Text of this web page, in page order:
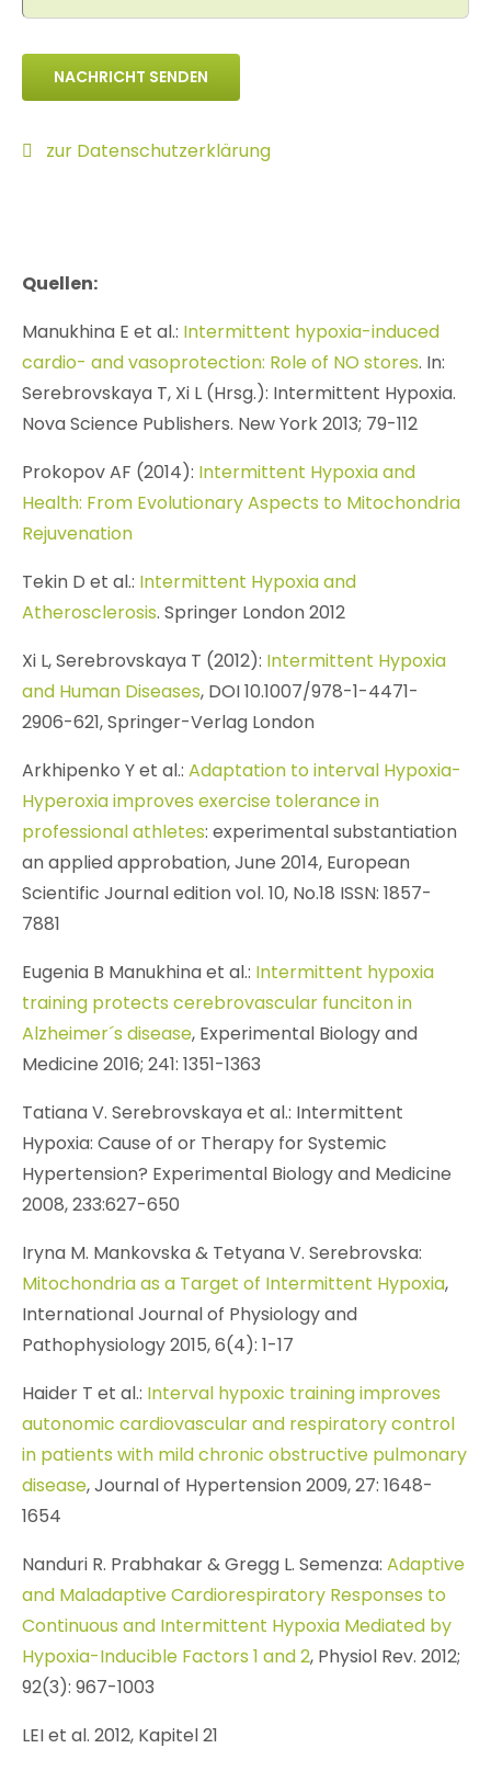
NACHRICHT SENDEN
zur Datenschutzerklärung
Quellen:
Manukhina E et al.: Intermittent hypoxia-induced
cardio- and vasoprotection: Role of NO stores. In:
Serebrovskaya T, Xi L (Hrsg.): Intermittent Hypoxia.
Nova Science Publishers. New York 2013; 79-112
Prokopov AF (2014): Intermittent Hypoxia and
Health: From Evolutionary Aspects to Mitochondria
Rejuvenation
Tekin D et al.: Intermittent Hypoxia and
Atherosclerosis. Springer London 2012
Xi L, Serebrovskaya T (2012): Intermittent Hypoxia
and Human Diseases, DOI 10.1007/978-1-4471-
2906-621, Springer-Verlag London
Arkhipenko Y et al.: Adaptation to interval Hypoxia-
Hyperoxia improves exercise tolerance in
professional athletes: experimental substantiation
an applied approbation, June 2014, European
Scientific Journal edition vol. 10, No.18 ISSN: 1857-
7881
Eugenia B Manukhina et al.: Intermittent hypoxia
training protects cerebrovascular funciton in
Alzheimer´s disease, Experimental Biology and
Medicine 2016; 241: 1351-1363
Tatiana V. Serebrovskaya et al.: Intermittent
Hypoxia: Cause of or Therapy for Systemic
Hypertension? Experimental Biology and Medicine
2008, 233:627-650
Iryna M. Mankovska & Tetyana V. Serebrovska:
Mitochondria as a Target of Intermittent Hypoxia,
International Journal of Physiology and
Pathophysiology 2015, 6(4): 1-17
Haider T et al.: Interval hypoxic training improves
autonomic cardiovascular and respiratory control
in patients with mild chronic obstructive pulmonary
disease, Journal of Hypertension 2009, 27: 1648-
1654
Nanduri R. Prabhakar & Gregg L. Semenza: Adaptive
and Maladaptive Cardiorespiratory Responses to
Continuous and Intermittent Hypoxia Mediated by
Hypoxia-Inducible Factors 1 and 2, Physiol Rev. 2012;
92(3): 967-1003
LEI et al. 2012, Kapitel 21